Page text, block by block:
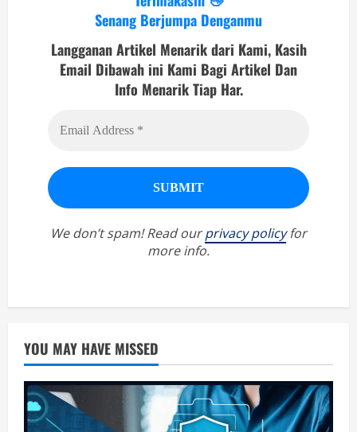
Senang Berjumpa Denganmu
Langganan Artikel Menarik dari Kami, Kasih
Email Dibawah ini Kami Bagi Artikel Dan
Info Menarik Tiap Har.
We don’t spam! Read ourprivacy policyfor
more info.
YOU MAY HAVE MISSED